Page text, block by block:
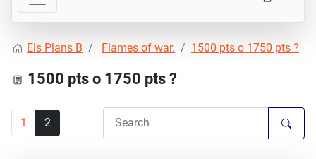
Els Plans B Flames of war. 1500 pts o 1750 pts ?
1500 pts o 1750 pts ?
1 2